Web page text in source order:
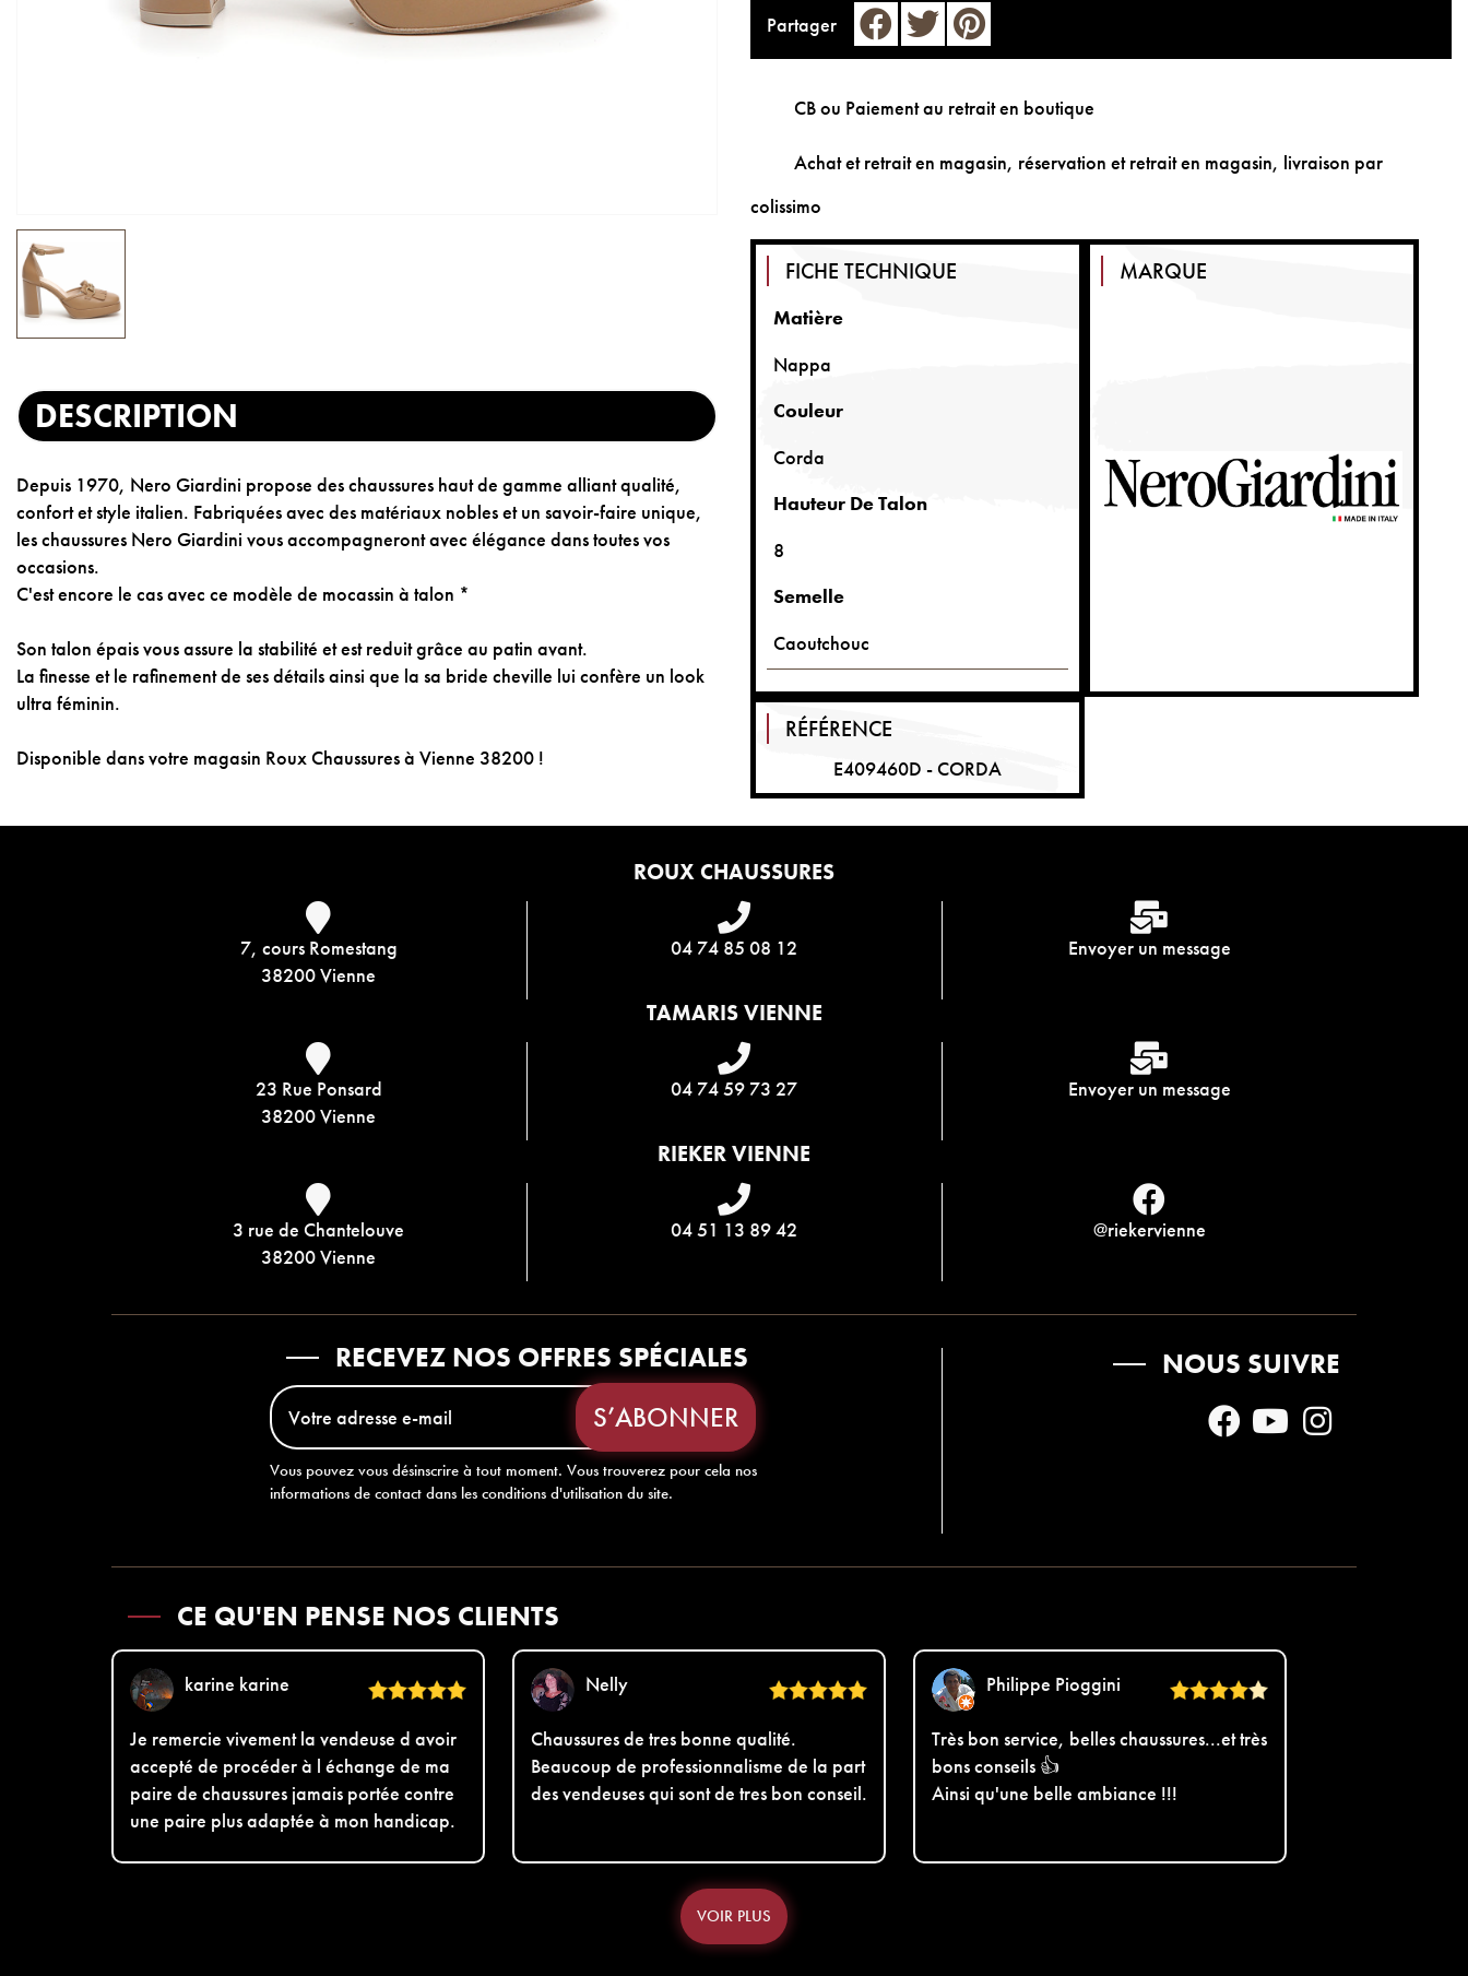
Partager
CB ou Paiement au retrait en boutique
Achat et retrait en magasin, réservation et retrait en magasin, livraison par
colissimo
FICHE TECHNIQUE
Matière
Nappa
Couleur
Corda
Hauteur De Talon
8
Semelle
Caoutchouc
MARQUE
RÉFÉRENCE
E409460D - CORDA
DESCRIPTION
Depuis 1970, Nero Giardini propose des chaussures haut de gamme alliant qualité,
confort et style italien. Fabriquées avec des matériaux nobles et un savoir-faire unique,
les chaussures Nero Giardini vous accompagneront avec élégance dans toutes vos
occasions.
C'est encore le cas avec ce modèle de mocassin à talon *
Son talon épais vous assure la stabilité et est reduit grâce au patin avant.
La finesse et le rafinement de ses détails ainsi que la sa bride cheville lui confère un look
ultra féminin.
Disponible dans votre magasin Roux Chaussures à Vienne 38200 !
ROUX CHAUSSURES
7, cours Romestang
38200 Vienne
04 74 85 08 12 Envoyer un message
TAMARIS VIENNE
23 Rue Ponsard
38200 Vienne
04 74 59 73 27 Envoyer un message
RIEKER VIENNE
3 rue de Chantelouve
38200 Vienne
04 51 13 89 42 @riekervienne
RECEVEZ NOS OFFRES SPÉCIALES
Vous pouvez vous désinscrire à tout moment. Vous trouverez pour cela nos
informations de contact dans les conditions d'utilisation du site.
NOUS SUIVRE
CE QU'EN PENSE NOS CLIENTS
karine karine
Je remercie vivement la vendeuse d avoir
accepté de procéder à l échange de ma
paire de chaussures jamais portée contre
une paire plus adaptée à mon handicap.
Nelly
Chaussures de tres bonne qualité.
Beaucoup de professionnalisme de la part
des vendeuses qui sont de tres bon conseil.
Philippe Pioggini
Très bon service, belles chaussures...et très
bons conseils 👍
Ainsi qu'une belle ambiance !!!
VOIR PLUS